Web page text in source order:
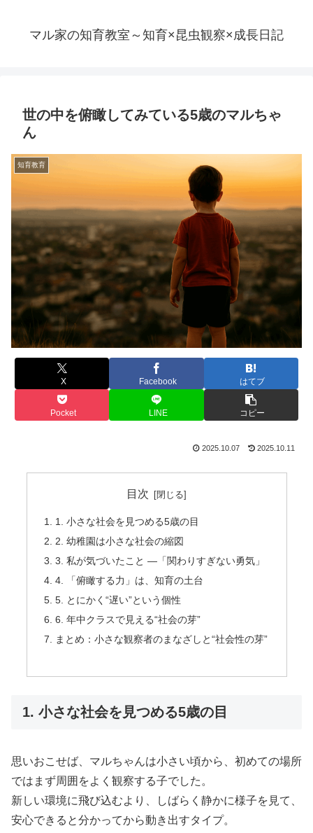
マル家の知育教室～知育×昆虫観察×成長日記
世の中を俯瞰してみている5歳のマルちゃ
ん
知育教育
X Facebook はてブ
Pocket LINE コピー
2025.10.07 2025.10.11
目次
1. 小さな社会を見つめる5歳の目
2. 幼稚園は小さな社会の縮図
3. 私が気づいたこと ―「関わりすぎない勇気」
4. 「俯瞰する力」は、知育の土台
5. とにかく“遅い”という個性
6. 年中クラスで見える“社会の芽”
まとめ：小さな観察者のまなざしと“社会性の芽”
1. 小さな社会を見つめる5歳の目
思いおこせば、マルちゃんは小さい頃から、初めての場所
ではまず周囲をよく観察する子でした。
新しい環境に飛び込むより、しばらく静かに様子を見て、
安心できると分かってから動き出すタイプ。